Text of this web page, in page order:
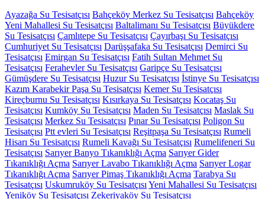
Ayazağa Su Tesisatçısı Bahçeköy Merkez Su Tesisatçısı Bahçeköy
Yeni Mahallesi Su Tesisatçısı Baltalimanı Su Tesisatçısı Büyükdere
Su Tesisatçısı Çamlıtepe Su Tesisatçısı Çayırbaşı Su Tesisatçısı
Cumhuriyet Su Tesisatçısı Darüşşafaka Su Tesisatçısı Demirci Su
Tesisatçısı Emirgan Su Tesisatçısı Fatih Sultan Mehmet Su
Tesisatçısı Ferahevler Su Tesisatçısı Garipçe Su Tesisatçısı
Gümüşdere Su Tesisatçısı Huzur Su Tesisatçısı İstinye Su Tesisatçısı
Kazım Karabekir Paşa Su Tesisatçısı Kemer Su Tesisatçısı
Kireçburnu Su Tesisatçısı Kısırkaya Su Tesisatçısı Kocataş Su
Tesisatçısı Kumköy Su Tesisatçısı Maden Su Tesisatçısı Maslak Su
Tesisatçısı Merkez Su Tesisatçısı Pınar Su Tesisatçısı Poligon Su
Tesisatçısı Ptt evleri Su Tesisatçısı Reşitpaşa Su Tesisatçısı Rumeli
Hisarı Su Tesisatçısı Rumeli Kavağı Su Tesisatçısı Rumelifeneri Su
Tesisatçısı Sarıyer Banyo Tıkanıklığı Açma Sarıyer Gider
Tıkanıklığı Açma Sarıyer Lavabo Tıkanıklığı Açma Sarıyer Logar
Tıkanıklığı Açma Sarıyer Pimaş Tıkanıklığı Açma Tarabya Su
Tesisatçısı Uskumruköy Su Tesisatçısı Yeni Mahallesi Su Tesisatçısı
Yeniköy Su Tesisatçısı Zekeriyaköy Su Tesisatçısı